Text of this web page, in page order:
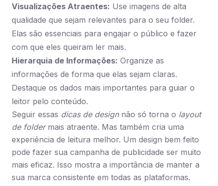
Visualizações Atraentes: Use imagens de alta
qualidade que sejam relevantes para o seu folder.
Elas são essenciais para engajar o público e fazer
com que eles queiram ler mais.
Hierarquia de Informações: Organize as
informações de forma que elas sejam claras.
Destaque os dados mais importantes para guiar o
leitor pelo conteúdo.
Seguir essas dicas de designnão só torna o layout
de foldermais atraente. Mas também cria uma
experiência de leitura melhor. Um design bem feito
pode fazer sua campanha de publicidade ser muito
mais eficaz. Isso mostra a importância de manter a
sua marca consistente em todas as plataformas.